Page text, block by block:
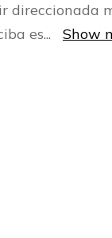
direccionada
es... Show